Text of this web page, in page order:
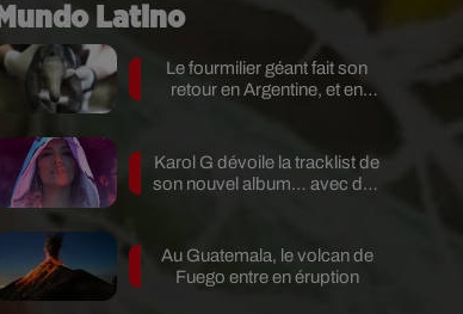
Mundo Latino
Le fourmilier géant fait son
retour en Argentine, et en
Karol G dévoile la tracklist de
son nouvel album… avec des
Au Guatemala, le volcan de
Fuego entre en éruption